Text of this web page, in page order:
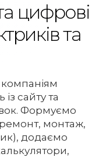
цифрові
та
сайту та
Формуємо
монтаж,
додаємо